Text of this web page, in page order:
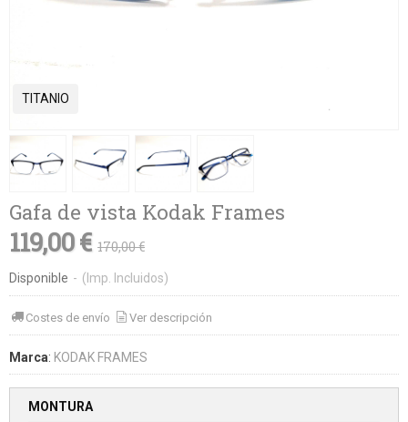
TITANIO
Gafa de vista Kodak Frames
119,00 € 170,00 €
Disponible - (Imp. Incluidos)
Costes de envío Ver descripción
Marca: KODAK FRAMES
MONTURA